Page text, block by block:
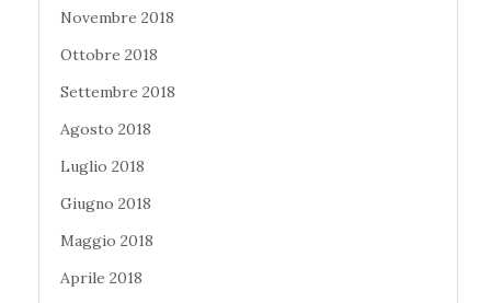
Novembre 2018
Ottobre 2018
Settembre 2018
Agosto 2018
Luglio 2018
Giugno 2018
Maggio 2018
Aprile 2018